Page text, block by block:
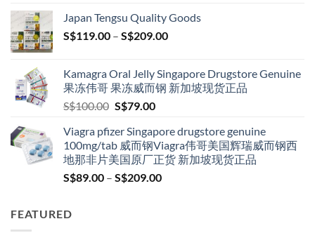
through
S$209.00
Japan Tengsu Quality Goods
S$119.00 – S$209.00Price
through
S$209.00
Kamagra Oral Jelly Singapore Drugstore Genuine
果冻伟哥 果冻威而钢 新加坡现货正品
S$100.00 Original
was:
S$100.00.
S$79.00Current
is:
S$79.00.
Viagra pfizer Singapore drugstore genuine
100mg/tab 威而钢Viagra伟哥美国辉瑞威而钢西
地那非片美国原厂正货 新加坡现货正品
S$89.00 – S$209.00Price
FEATURED